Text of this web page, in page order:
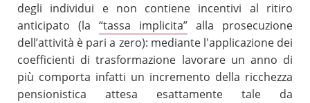
degli individui e non contiene incentivi al ritiro
anticipato (la “tassa implicita” alla prosecuzione
dell’attività è pari a zero): mediante l'applicazione dei
coefficienti di trasformazione lavorare un anno di
più comporta infatti un incremento della ricchezza
pensionistica attesa esattamente tale da